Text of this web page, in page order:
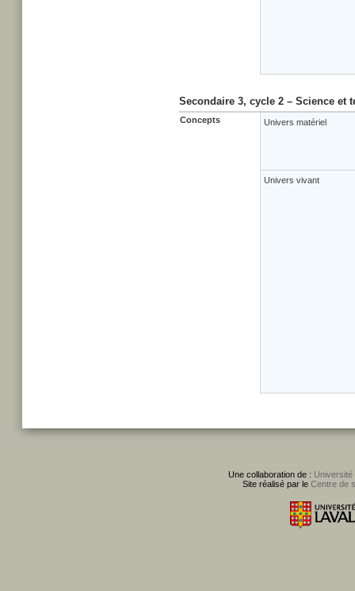
Secondaire 3, cycle 2 – Science et
Concepts Univers matériel
Univers vivant
Une collaboration de : Université
Site réalisé par le Centre de